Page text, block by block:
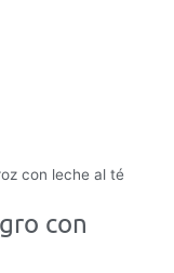
con leche al té
con